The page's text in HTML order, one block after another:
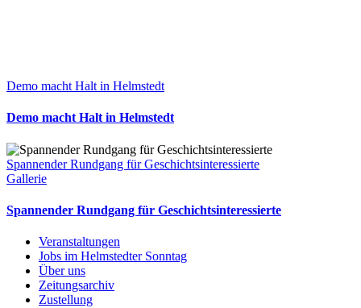
Demo macht Halt in Helmstedt
Demo macht Halt in Helmstedt
Spannender Rundgang für Geschichtsinteressierte
Gallerie
Spannender Rundgang für Geschichtsinteressierte
Veranstaltungen
Jobs im Helmstedter Sonntag
Über uns
Zeitungsarchiv
Zustellung